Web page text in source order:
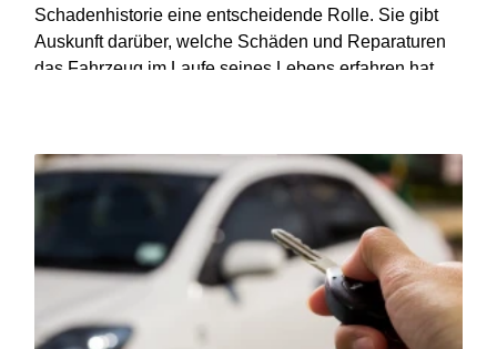
Schadenhistorie eine entscheidende Rolle. Sie gibt
Auskunft darüber, welche Schäden und Reparaturen
das Fahrzeug im Laufe seines Lebens erfahren hat